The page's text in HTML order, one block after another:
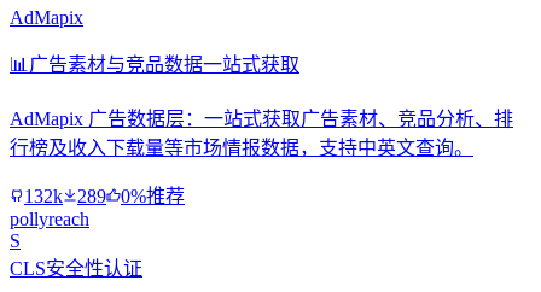
AdMapix
📊 广告素材与竞品数据一站式获取
AdMapix 广告数据层：一站式获取广告素材、竞品分析、排
行榜及收入下载量等市场情报数据，支持中英文查询。
132k 289
0%推荐
pollyreach
S
CLS安全性认证